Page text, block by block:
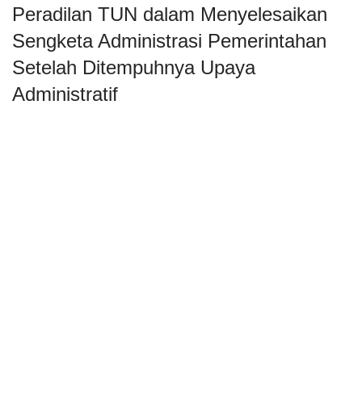
Peradilan TUN dalam Menyelesaikan
Sengketa Administrasi Pemerintahan
Setelah Ditempuhnya Upaya
Administratif